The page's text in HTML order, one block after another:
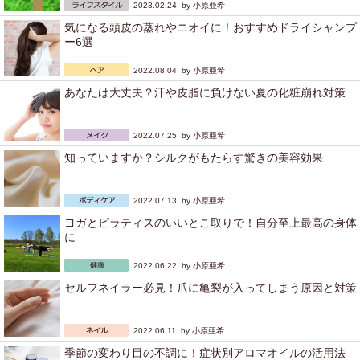
2023.02.24 by 小原亜希
気になる頭皮の蒸れやニオイに！おすすめドライシャンプ
ー6選
2022.08.04 by 小原亜希
あなたは大丈夫？汗や皮脂に負けない夏の化粧崩れ対策
2022.07.25 by 小原亜希
知っていますか？シルクがもたらす驚きの美容効果
2022.07.13 by 小原亜希
ヨガとピラティスのいいとこ取りで！自分至上最高の身体
に
2022.06.22 by 小原亜希
セルフネイラー必見！爪に亀裂が入ってしまう原因と対策
2022.06.11 by 小原亜希
季節の変わり目の不調に！症状別アロマオイルの活用法